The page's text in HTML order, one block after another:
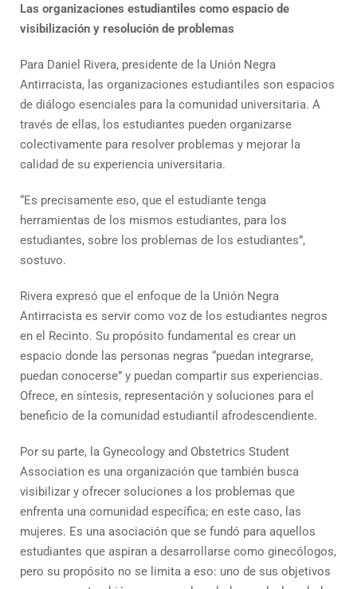
Las organizaciones estudiantiles como espacio de
visibilización y resolución de problemas
Para Daniel Rivera, presidente de la Unión Negra
Antirracista, las organizaciones estudiantiles son espacios
de diálogo esenciales para la comunidad universitaria. A
través de ellas, los estudiantes pueden organizarse
colectivamente para resolver problemas y mejorar la
calidad de su experiencia universitaria.
“Es precisamente eso, que el estudiante tenga
herramientas de los mismos estudiantes, para los
estudiantes, sobre los problemas de los estudiantes”,
sostuvo.
Rivera expresó que el enfoque de la Unión Negra
Antirracista es servir como voz de los estudiantes negros
en el Recinto. Su propósito fundamental es crear un
espacio donde las personas negras “puedan integrarse,
puedan conocerse” y puedan compartir sus experiencias.
Ofrece, en síntesis, representación y soluciones para el
beneficio de la comunidad estudiantil afrodescendiente.
Por su parte, la Gynecology and Obstetrics Student
Association es una organización que también busca
visibilizar y ofrecer soluciones a los problemas que
enfrenta una comunidad específica; en este caso, las
mujeres. Es una asociación que se fundó para aquellos
estudiantes que aspiran a desarrollarse como ginecólogos,
pero su propósito no se limita a eso: uno de sus objetivos